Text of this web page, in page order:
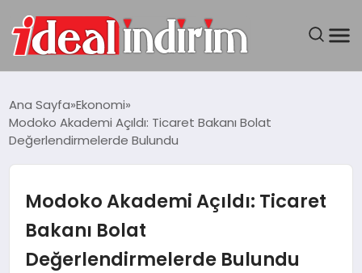
BILGISAYAR
TEKNOLOJI
Ana Sayfa Ekonomi
Modoko Akademi Açıldı: Ticaret Bakanı Bolat
Değerlendirmelerde Bulundu
Modoko Akademi Açıldı: Ticaret
Bakanı Bolat
Değerlendirmelerde Bulundu